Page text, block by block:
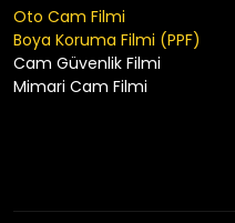
Oto Cam Filmi
Boya Koruma Filmi (PPF)
Cam Güvenlik Filmi
Mimari Cam Filmi